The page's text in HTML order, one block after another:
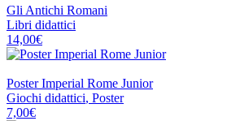
Gli Antichi Romani
Libri didattici
14,00€
Poster Imperial Rome Junior
Giochi didattici, Poster
7,00€